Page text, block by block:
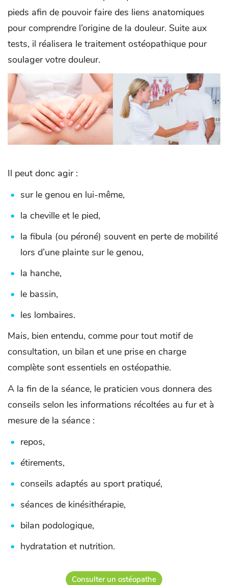
pieds afin de pouvoir faire des liens anatomiques
pour comprendre l’origine de la douleur. Suite aux
tests, il réalisera le traitement ostéopathique pour
soulager votre douleur.
Il peut donc agir :
sur le genou en lui-même,
la cheville et le pied,
la fibula (ou péroné) souvent en perte de mobilité
lors d’une plainte sur le genou,
la hanche,
le bassin,
les lombaires.
Mais, bien entendu, comme pour tout motif de
consultation, un bilan et une prise en charge
complète sont essentiels en ostéopathie.
A la fin de la séance, le praticien vous donnera des
conseils selon les informations récoltées au fur et à
mesure de la séance :
repos,
étirements,
conseils adaptés au sport pratiqué,
séances de kinésithérapie,
bilan podologique,
hydratation et nutrition.
Consulter un ostéopathe